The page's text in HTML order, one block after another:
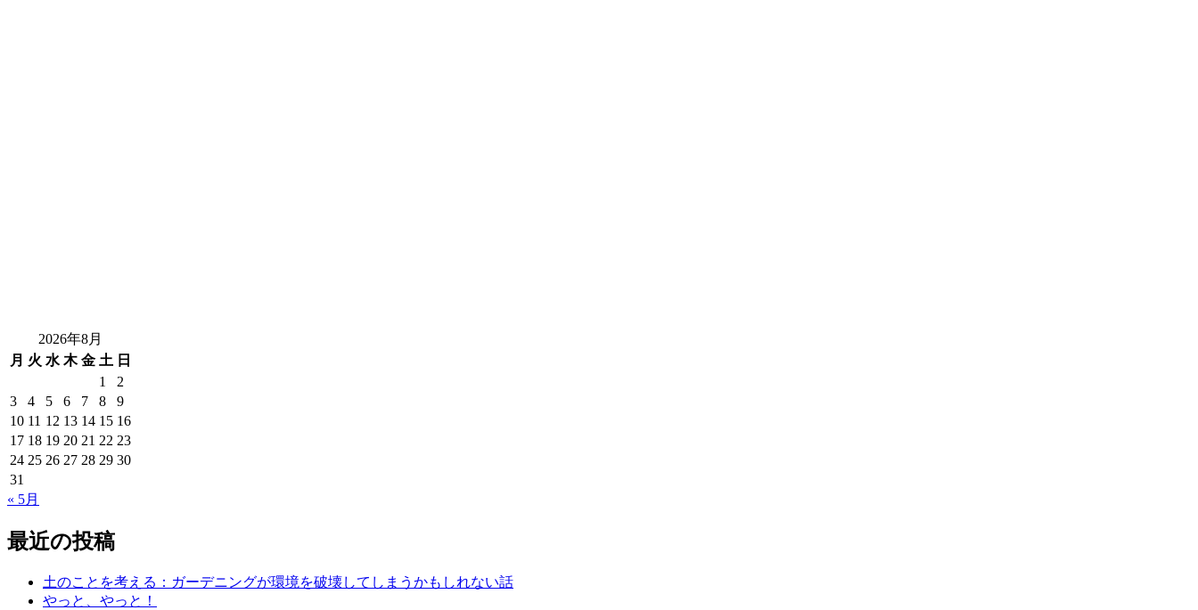
2026年8月
月 火 水 木 金 土 日
1
2
3
4 5 6 7 8
9
10 11 12 13 14 15 16
17 18 19 20 21 22 23
24 25 26 27 28 29 30
31
« 5月
最近の投稿
土のことを考える：ガーデニングが環境を破壊してしまうかもしれない話
やっと、やっと！